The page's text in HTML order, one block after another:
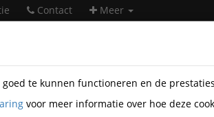
Contact Meer
Planborden en accessoires
te kunnen functioneren en de
voor meer informatie over hoe deze